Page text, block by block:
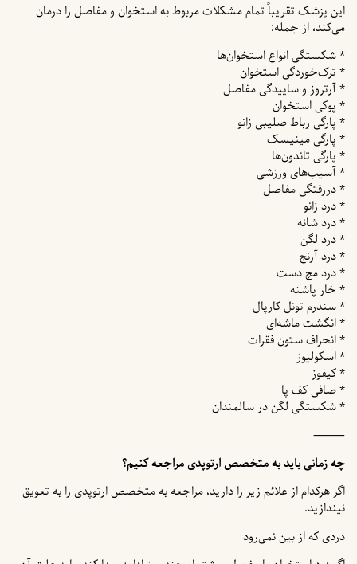
این پزشک تقریباً تمام مشکلات مربوط به استخوان و مفاصل را درمان
می‌کند، از جمله:
* شکستگی انواع استخوان‌ها
* ترک‌خوردگی استخوان
* آرتروز و ساییدگی مفاصل
* پوکی استخوان
* پارگی رباط صلیبی زانو
* پارگی مینیسک
* پارگی تاندون‌ها
* آسیب‌های ورزشی
* دررفتگی مفاصل
* درد زانو
* درد شانه
* درد لگن
* درد آرنج
* درد مچ دست
* خار پاشنه
* سندرم تونل کارپال
* انگشت ماشه‌ای
* انحراف ستون فقرات
* اسکولیوز
* کیفوز
* صافی کف پا
* شکستگی لگن در سالمندان
⸻
چه زمانی باید به متخصص ارتوپدی مراجعه کنیم؟
اگر هرکدام از علائم زیر را دارید، مراجعه به متخصص ارتوپدی را به تعویق
نیندازید.
دردی که از بین نمی‌رود